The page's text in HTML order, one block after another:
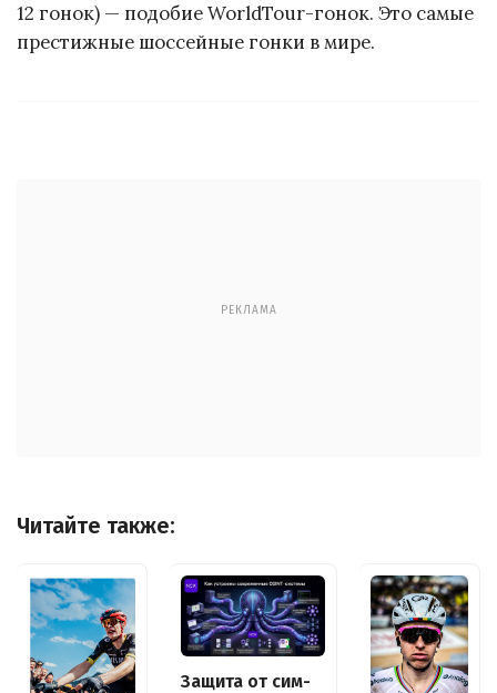
12 гонок) — подобие WorldTour-гонок. Это самые
престижные шоссейные гонки в мире.
РЕКЛАМА
Читайте также:
Защита от сим-